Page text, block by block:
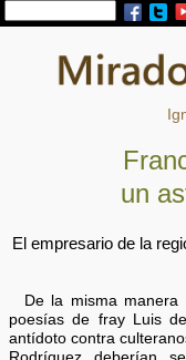
un
El empresario de la
De la misma
poesías de fray Luis
antídoto contra